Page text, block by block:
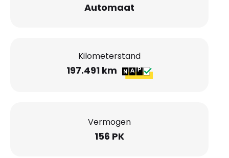
Automaat
Kilometerstand
197.491 km
Vermogen
156 PK